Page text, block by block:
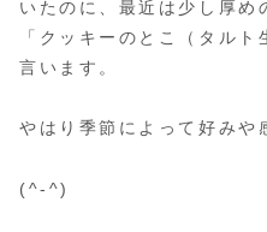
いたのに、最近は少し厚め
「クッキーのとこ（タル
言います。
やはり季節によって好みや
(^-^)